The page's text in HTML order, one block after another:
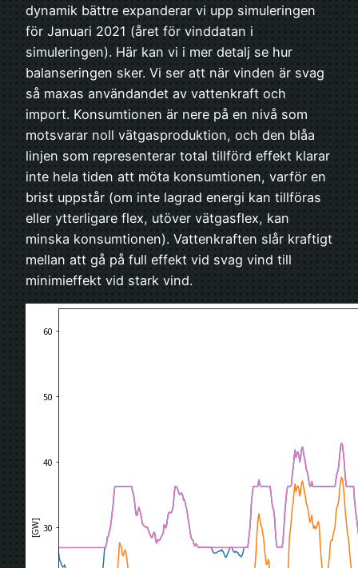
dynamik bättre expanderar vi upp simuleringen
för Januari 2021 (året för vinddatan i
simuleringen). Här kan vi i mer detalj se hur
balanseringen sker. Vi ser att när vinden är svag
så maxas användandet av vattenkraft och
import. Konsumtionen är nere på en nivå som
motsvarar noll vätgasproduktion, och den blåa
linjen som representerar total tillförd effekt klarar
inte hela tiden att möta konsumtionen, varför en
brist uppstår (om inte lagrad energi kan tillföras
eller ytterligare flex, utöver vätgasflex, kan
minska konsumtionen). Vattenkraften slår kraftigt
mellan att gå på full effekt vid svag vind till
minimieffekt vid stark vind.